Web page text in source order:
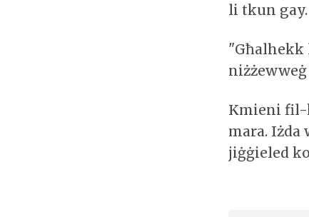
li tkun gay.
Kmieni fil-
mara.
jiġġieled